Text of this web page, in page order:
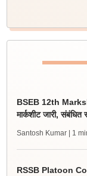
BSEB 12th
मार्कशीट जारी,
Santosh Kumar | 1
RSSB Platoon